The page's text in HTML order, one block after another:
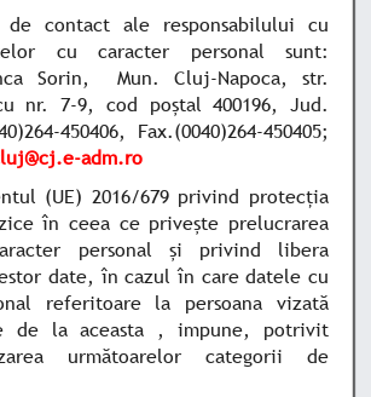
contact ale responsabilului cu
cu caracter personal sunt:
Sorin, Mun. Cluj-Napoca, str.
nr. 7-9, cod poștal 400196, Jud.
450406, Fax.(0040)264-450405;
adm.ro
(UE) 2016/679 privind protecția
în ceea ce privește prelucrarea
personal și privind libera
date, în cazul în care datele cu
referitoare la persoana vizată
de la aceasta , impune, potrivit
următoarelor categorii de